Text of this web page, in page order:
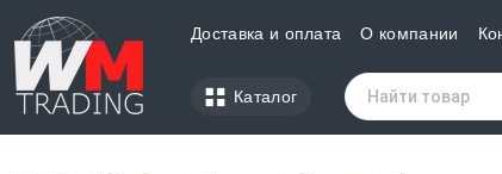
Доставка и оплата О компании
Каталог